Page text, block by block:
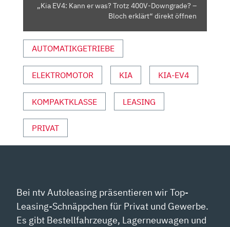
VON
YOUTUBE
„Kia EV4: Kann er was? Trotz 400V-Downgrade? –
Bloch erklärt“ direkt öffnen
AUTOMATIKGETRIEBE
ELEKTROMOTOR KIA KIA-EV4
KOMPAKTKLASSE LEASING
PRIVAT
Bei ntv Autoleasing präsentieren wir Top-
Leasing-Schnäppchen für Privat und Gewerbe.
Es gibt Bestellfahrzeuge, Lagerneuwagen und